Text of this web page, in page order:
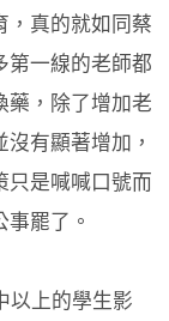
，真的就如同蔡
第一線的老師都
藥，除了增加老
有顯著增加，
只是喊喊口號而
罷了。
以上的學生影